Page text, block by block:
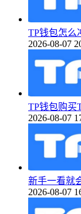
TP钱包怎么
2026-08-07
TP钱包购买
2026-08-07
新手一看就
2026-08-07